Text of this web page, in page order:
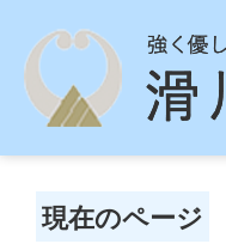
現在のページ